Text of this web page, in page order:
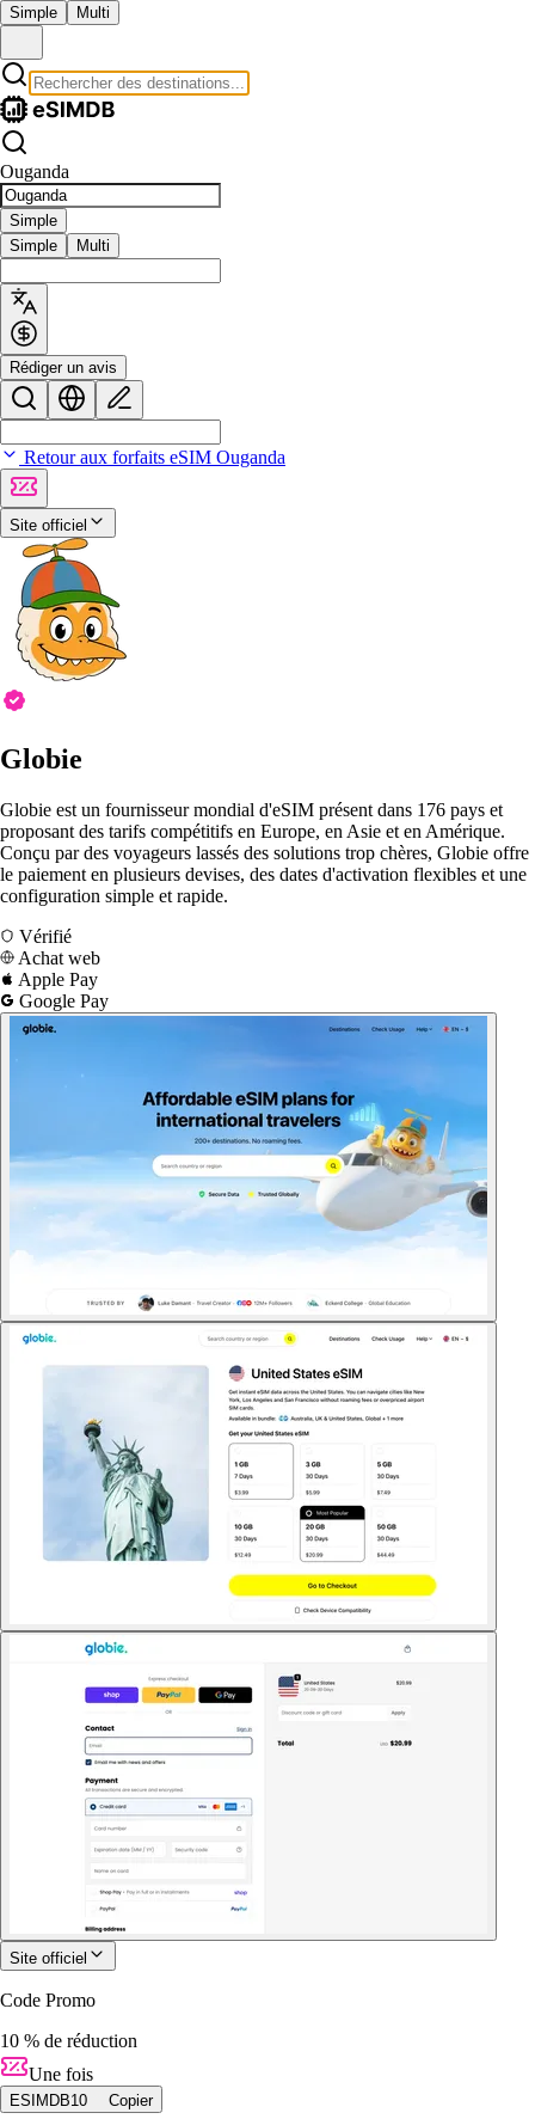
Simple Multi
Ouganda
Simple
Simple
Multi
Rédiger un avis
Retour aux forfaits eSIM Ouganda
Site officiel
Globie
Globie est un fournisseur mondial d'eSIM présent dans 176 pays et
proposant des tarifs compétitifs en Europe, en Asie et en Amérique.
Conçu par des voyageurs lassés des solutions trop chères, Globie offre
le paiement en plusieurs devises, des dates d'activation flexibles et une
configuration simple et rapide.
Vérifié
Achat web
Apple Pay
Google Pay
Site officiel
Code Promo
10 % de réduction
Une fois
ESIMDB10 Copier